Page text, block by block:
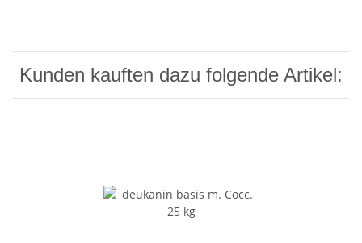
Kunden kauften dazu folgende Artikel: